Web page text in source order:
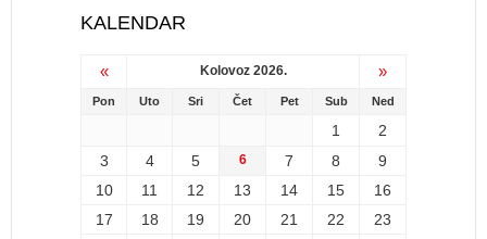
KALENDAR
« Kolovoz 2026. »
Pon Uto Sri Čet Pet Sub Ned
1
2
3
4 5 6 7 8
9
10
11 12 13 14 15
16
17
18 19 20 21 22
23